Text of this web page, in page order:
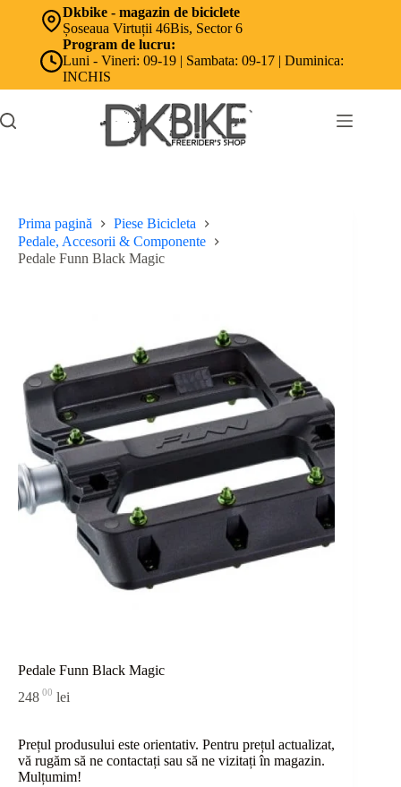
Dkbike - magazin de biciclete
Șoseaua Virtuții 46Bis, Sector 6
Program de lucru:
Luni - Vineri: 09-19 | Sambata: 09-17 | Duminica:
INCHIS
Prima pagină
Piese Bicicleta
Pedale, Accesorii & Componente
Pedale Funn Black Magic
Pedale Funn Black Magic
248 00 lei
Prețul produsului este orientativ. Pentru prețul actualizat,
vă rugăm să ne contactați sau să ne vizitați în magazin.
Mulțumim!